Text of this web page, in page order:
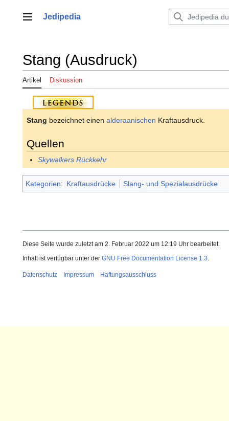
springenHauptmenü
Jedipedia
Stang (Ausdruck)
Artikel Diskussion
Stang bezeichnet einen alderaanischen Kraftausdruck.
Quellen
Skywalkers Rückkehr
Kategorien: Kraftausdrücke Slang- und Spezialausdrücke
Diese Seite wurde zuletzt am 2. Februar 2022 um 12:19 Uhr bearbeitet.
Inhalt ist verfügbar unter der GNU Free Documentation License 1.3.
Datenschutz Impressum Haftungsausschluss